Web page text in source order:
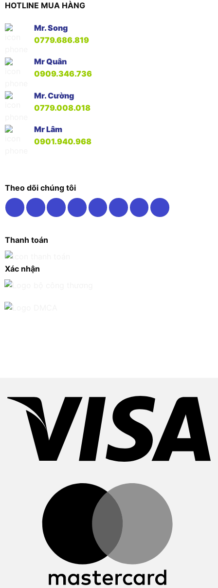
HOTLINE MUA HÀNG
Mr. Song
0779.686.819
Mr Quân
0909.346.736
Mr. Cường
0779.008.018
Mr Lâm
0901.940.968
Theo dõi chúng tôi
Thanh toán
Xác nhận